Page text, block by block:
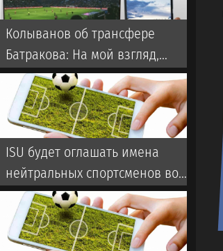
Колыванов об трансфере
Батракова: На мой взгляд,
Батраков заслужил лучшего,
чем чемпионат Турции
ISU будет оглашать имена
нейтральных спортсменов во
время турниров